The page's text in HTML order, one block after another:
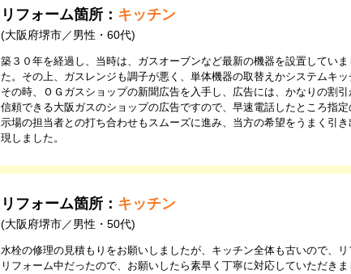
リフォーム箇所： キッチン
(大阪府堺市／男性・60代)
築３０年を経過し、当時は、ガスオーブンなど最新の機器を設置してい
た。その上、ガスレンジも調子が悪く、単体機器の取替えかシステムキ
その時、ＯＧガスショップの新聞広告を入手し、広告には、かなりの割
信頼できる大阪ガスのショップの広告ですので、早速電話したところ指
示場の担当者との打ち合わせもスムーズに進み、当方の希望をうまく引
現しました。
リフォーム箇所： キッチン
(大阪府堺市／男性・50代)
水栓の修理の見積もりをお願いしましたが、キッチン全体も古いので、
リフォーム中だったので、お願いしたら素早く丁寧に対応していただきま